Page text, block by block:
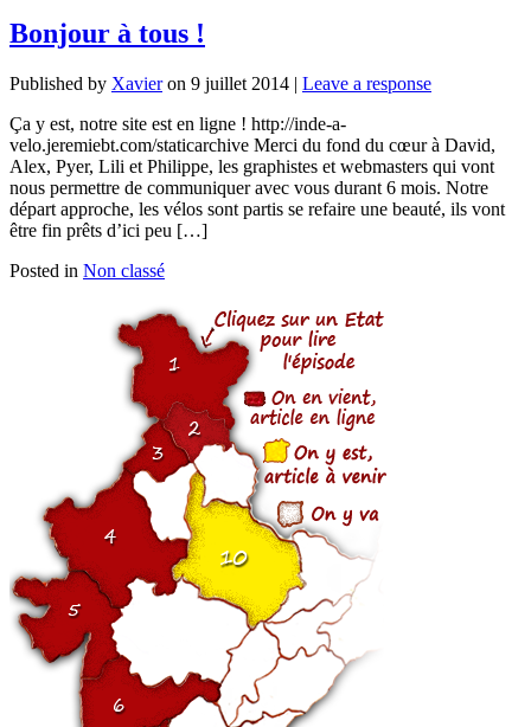
Bonjour à tous !
Published by Xavieron 9 juillet 2014 | Leave a response
Ça y est, notre site est en ligne ! http://inde-a-
velo.jeremiebt.com/staticarchive Merci du fond du cœur à David,
Alex, Pyer, Lili et Philippe, les graphistes et webmasters qui vont
nous permettre de communiquer avec vous durant 6 mois. Notre
départ approche, les vélos sont partis se refaire une beauté, ils vont
être fin prêts d’ici peu […]
Posted in Non classé